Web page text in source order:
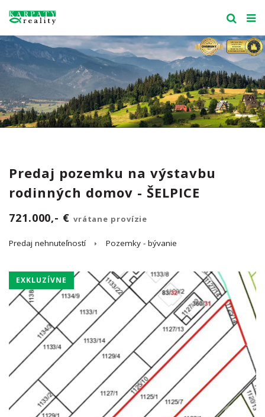
Predaj pozemku na výstavbu
rodinných domov - ŠELPICE
721.000,- € vrátane provízie
Predaj nehnuteľností Pozemky - bývanie
EXKLUZÍVNE